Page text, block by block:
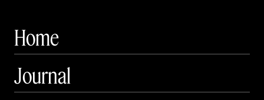
Home
Journal